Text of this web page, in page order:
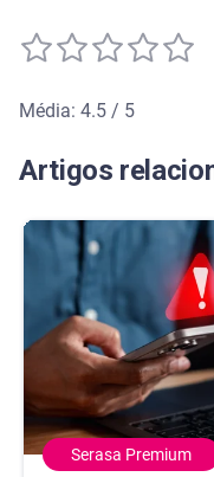
Média: 4.5 / 5
Artigos
Serasa Premium